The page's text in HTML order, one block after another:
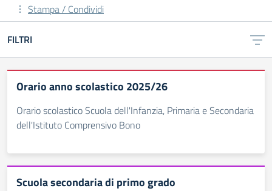
Stampa / Condividi
FILTRI
Orario anno scolastico 2025/26
Orario scolastico Scuola dell'Infanzia, Primaria e Secondaria
dell'Istituto Comprensivo Bono
Scuola secondaria di primo grado